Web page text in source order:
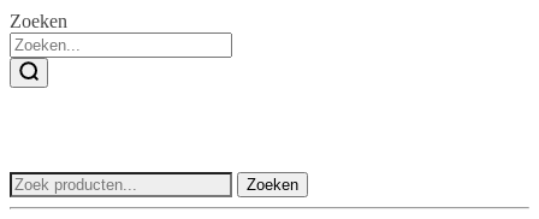
Zoeken
Zoeken
naar:
Zoeken